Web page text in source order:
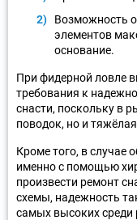
Возможность
элементов
основание.
При фидерной ловле
требования к
снасти, поскольку в
поводок, но и
Кроме того, в случае
именно с помощью
произвести ремонт
схемы, надежность
самых высоких